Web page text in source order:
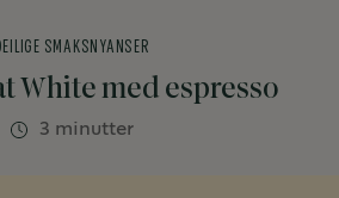
White med espresso
DEILIGE SMAKSNYANSER
3 minutter